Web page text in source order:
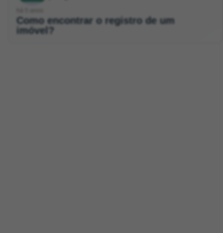
Como encontrar o registro de um
imóvel?